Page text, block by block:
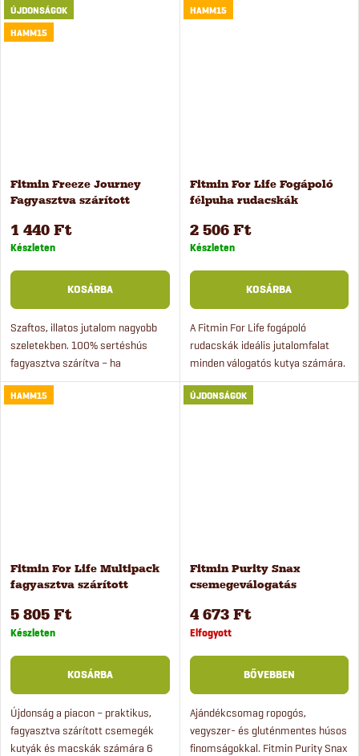
kutyacsemegek, amelyek
csipkebogyó-tartalmuknak
első szaglásra motivál.
ÚJDONSÁGOK
HAMM15
Fitmin Freeze Journey
Fagyasztva szárított
macskáknak 25 g
1 440 Ft
Készleten
KOSÁRBA
Szaftos, illatos jutalom nagyobb
szeletekben. 100% sertéshús
fagyasztva szárítva – ha
szeretnéd váltogatni a
fehérjeforrásokat és változatossá
HAMM15
Fitmin For Life Fogápoló
félpuha rudacskák
2 506 Ft
Készleten
KOSÁRBA
A Fitmin For Life fogápoló
rudacskák ideális jutalomfalat
minden válogatós kutya számára.
Remek ízük és illatuk mellett a
kutya fogairól is gondoskodnak.
HAMM15
Fitmin For Life Multipack
fagyasztva szárított
5 805 Ft
Készleten
KOSÁRBA
Újdonság a piacon – praktikus,
fagyasztva szárított csemegék
kutyák és macskák számára 6
ÚJDONSÁGOK
Fitmin Purity Snax
csemegeválogatás
4 673 Ft
Elfogyott
BŐVEBBEN
Ajándékcsomag ropogós,
vegyszer- és gluténmentes húsos
finomságokkal. Fitmin Purity Snax